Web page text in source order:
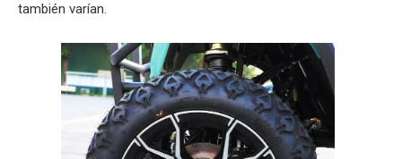
también varían.